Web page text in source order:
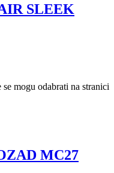
SLEEK
mogu odabrati na stranici
MC27